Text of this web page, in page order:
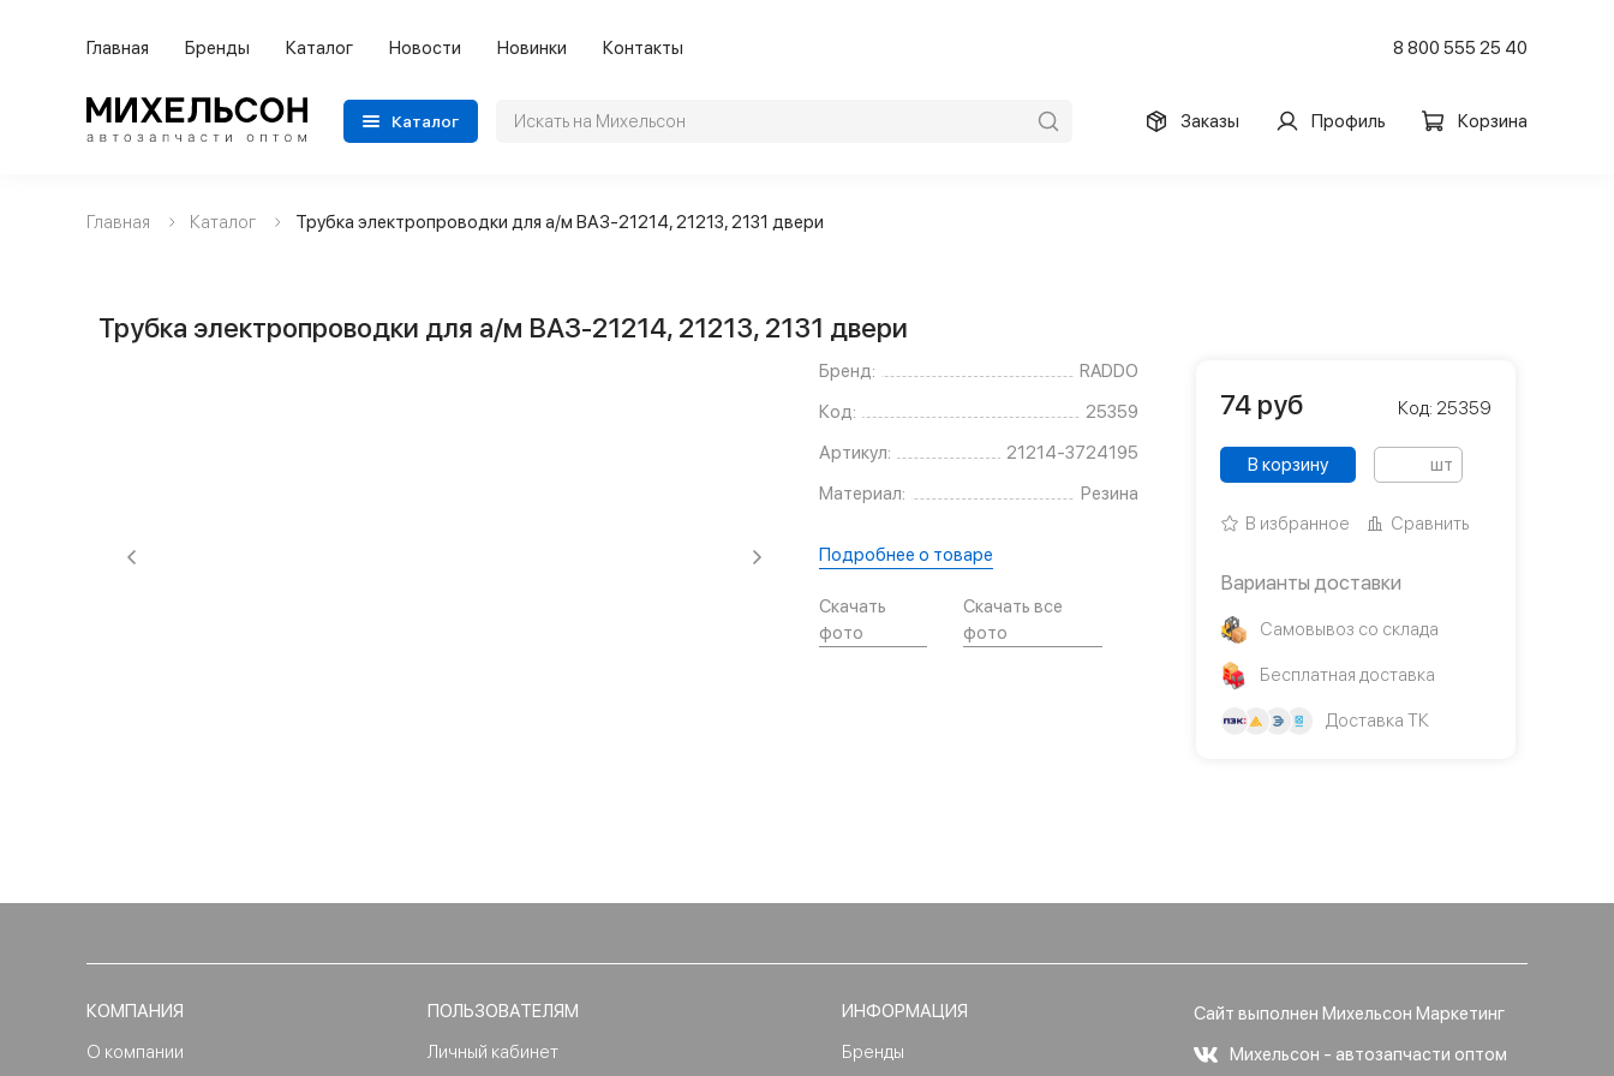
Главная Бренды Каталог Новости Новинки Контакты 8 800 555 25 40
Каталог Заказы Профиль Корзина
Применяемость
Категории автозапчастей
Главная Каталог Трубка электропроводки для а/м ВАЗ-21214, 21213, 2131 двери
Трубка электропроводки для а/м ВАЗ-21214, 21213, 2131 двери
Бренд:
RADDO
Код:
25359
Артикул:
21214-3724195
Материал:
Резина
Подробнее о товаре
Скачать
фото
Скачать все
фото
74 руб Код: 25359
В корзину шт
В избранное Сравнить
Варианты доставки
Самовывоз со склада
Бесплатная доставка
Доставка ТК
КОМПАНИЯ
О компании
ПОЛЬЗОВАТЕЛЯМ
Личный кабинет
ИНФОРМАЦИЯ
Бренды
Сайт выполнен Михельсон Маркетинг
Михельсон - автозапчасти оптом